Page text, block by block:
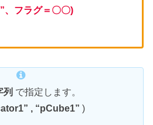
、フラグ＝〇〇)
列 で指定します。
, “pCube1” )